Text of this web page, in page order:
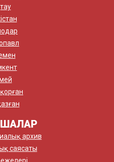
архив
саясаты